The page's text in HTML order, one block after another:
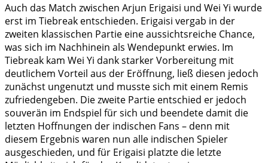
Auch das Match zwischen Arjun Erigaisi und Wei Yi wurde
erst im Tiebreak entschieden. Erigaisi vergab in der
zweiten klassischen Partie eine aussichtsreiche Chance,
was sich im Nachhinein als Wendepunkt erwies. Im
Tiebreak kam Wei Yi dank starker Vorbereitung mit
deutlichem Vorteil aus der Eröffnung, ließ diesen jedoch
zunächst ungenutzt und musste sich mit einem Remis
zufriedengeben. Die zweite Partie entschied er jedoch
souverän im Endspiel für sich und beendete damit die
letzten Hoffnungen der indischen Fans – denn mit
diesem Ergebnis waren nun alle indischen Spieler
ausgeschieden, und für Erigaisi platzte die letzte